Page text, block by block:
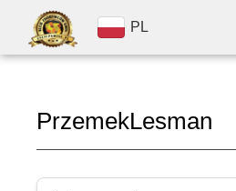
PL
PrzemekLesman